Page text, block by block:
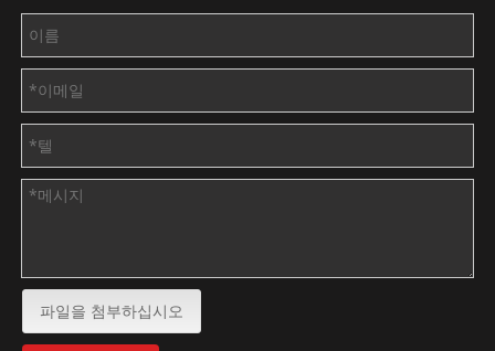
파일을 첨부하십시오